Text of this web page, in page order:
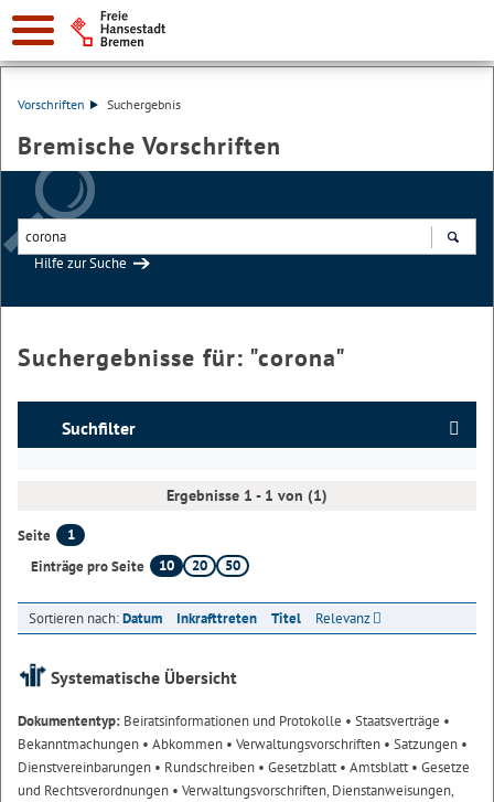
Vorschriften Suchergebnis
Bremische Vorschriften
Hilfe zur Suche
Suchergebnisse für: "corona"
Suchfilter
Ergebnisse 1 - 1 von (1)
Seite
1
Einträge pro Seite
10 20 50
Sortieren nach:Datum Inkrafttreten Titel Relevanz
Systematische Übersicht
Dokumententyp: Beiratsinformationen und Protokolle • Staatsverträge •
Bekanntmachungen • Abkommen • Verwaltungsvorschriften • Satzungen •
Dienstvereinbarungen • Rundschreiben • Gesetzblatt• Amtsblatt• Gesetze
und Rechtsverordnungen • Verwaltungsvorschriften, Dienstanweisungen,